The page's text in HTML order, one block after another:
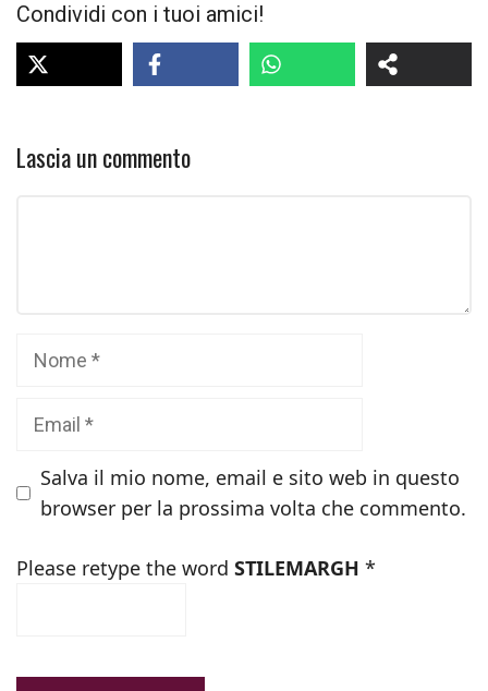
Condividi con i tuoi amici!
Lascia un commento
Salva il mio nome, email e sito web in questo
browser per la prossima volta che commento.
Please retype the word STILEMARGH *